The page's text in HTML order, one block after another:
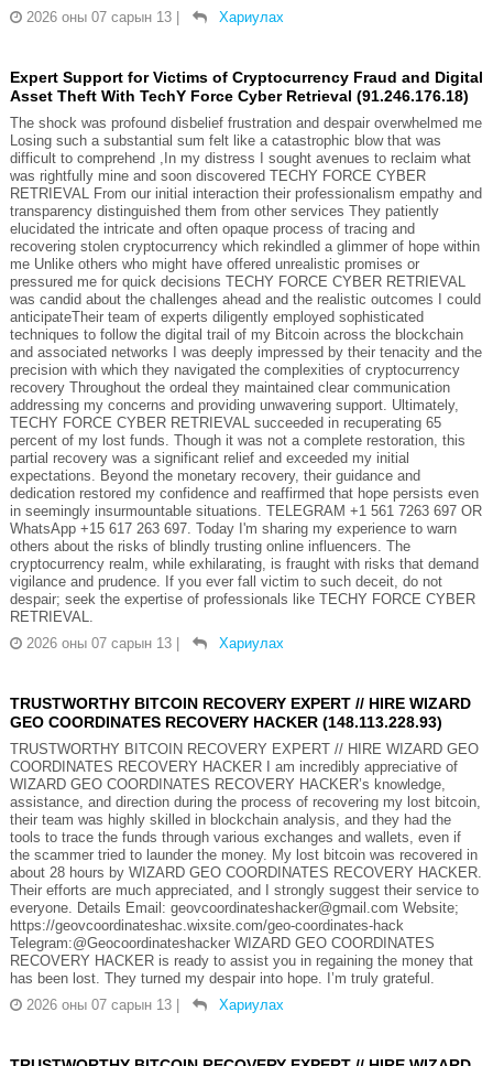
2026 оны 07 сарын 13 | Хариулах
Expert Support for Victims of Cryptocurrency Fraud and Digital
Asset Theft With TechY Force Cyber Retrieval (91.246.176.18)
The shock was profound disbelief frustration and despair overwhelmed me
Losing such a substantial sum felt like a catastrophic blow that was
difficult to comprehend ,In my distress I sought avenues to reclaim what
was rightfully mine and soon discovered TECHY FORCE CYBER
RETRIEVAL From our initial interaction their professionalism empathy and
transparency distinguished them from other services They patiently
elucidated the intricate and often opaque process of tracing and
recovering stolen cryptocurrency which rekindled a glimmer of hope within
me Unlike others who might have offered unrealistic promises or
pressured me for quick decisions TECHY FORCE CYBER RETRIEVAL
was candid about the challenges ahead and the realistic outcomes I could
anticipateTheir team of experts diligently employed sophisticated
techniques to follow the digital trail of my Bitcoin across the blockchain
and associated networks I was deeply impressed by their tenacity and the
precision with which they navigated the complexities of cryptocurrency
recovery Throughout the ordeal they maintained clear communication
addressing my concerns and providing unwavering support. Ultimately,
TECHY FORCE CYBER RETRIEVAL succeeded in recuperating 65
percent of my lost funds. Though it was not a complete restoration, this
partial recovery was a significant relief and exceeded my initial
expectations. Beyond the monetary recovery, their guidance and
dedication restored my confidence and reaffirmed that hope persists even
in seemingly insurmountable situations. TELEGRAM +1 561 7263 697 OR
WhatsApp +15 617 263 697. Today I'm sharing my experience to warn
others about the risks of blindly trusting online influencers. The
cryptocurrency realm, while exhilarating, is fraught with risks that demand
vigilance and prudence. If you ever fall victim to such deceit, do not
despair; seek the expertise of professionals like TECHY FORCE CYBER
RETRIEVAL.
2026 оны 07 сарын 13 | Хариулах
TRUSTWORTHY BITCOIN RECOVERY EXPERT // HIRE WIZARD
GEO COORDINATES RECOVERY HACKER (148.113.228.93)
TRUSTWORTHY BITCOIN RECOVERY EXPERT // HIRE WIZARD GEO
COORDINATES RECOVERY HACKER I am incredibly appreciative of
WIZARD GEO COORDINATES RECOVERY HACKER’s knowledge,
assistance, and direction during the process of recovering my lost bitcoin,
their team was highly skilled in blockchain analysis, and they had the
tools to trace the funds through various exchanges and wallets, even if
the scammer tried to launder the money. My lost bitcoin was recovered in
about 28 hours by WIZARD GEO COORDINATES RECOVERY HACKER.
Their efforts are much appreciated, and I strongly suggest their service to
everyone. Details Email: geovcoordinateshacker@gmail.com Website;
https://geovcoordinateshac.wixsite.com/geo-coordinates-hack
Telegram:@Geocoordinateshacker WIZARD GEO COORDINATES
RECOVERY HACKER is ready to assist you in regaining the money that
has been lost. They turned my despair into hope. I’m truly grateful.
2026 оны 07 сарын 13 | Хариулах